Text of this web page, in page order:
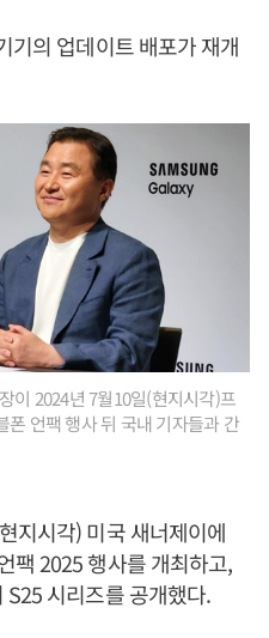
기의 업데이트 배포가 재개
이 2024년 7월10일(현지시각)프
폰 언팩 행사 뒤 국내 기자들과 간
지시각) 미국 새너제이에
팩 2025 행사를 개최하고,
시리즈를 공개했다.